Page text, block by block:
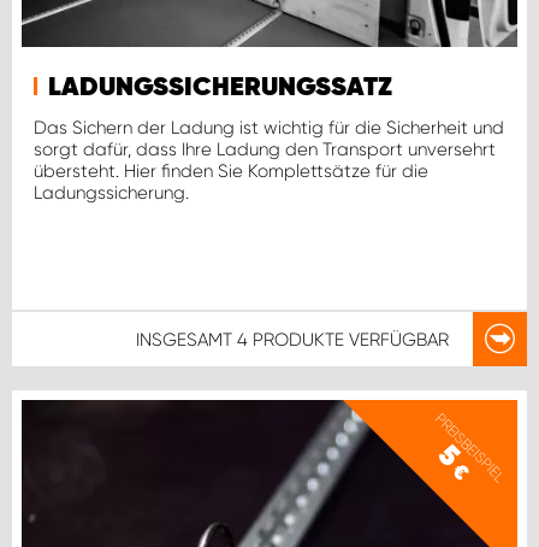
LADUNGSSICHERUNGSSATZ
Das Sichern der Ladung ist wichtig für die Sicherheit und
sorgt dafür, dass Ihre Ladung den Transport unversehrt
übersteht. Hier finden Sie Komplettsätze für die
Ladungssicherung.
INSGESAMT 4 PRODUKTE VERFÜGBAR
PREISBEISPIEL
5
€